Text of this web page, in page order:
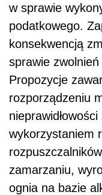
w sprawie
podatkowego.
konsekwencją
sprawie
Propozycje
rozporządzeniu
wykorzystaniem
zamarzaniu,
ognia na bazie